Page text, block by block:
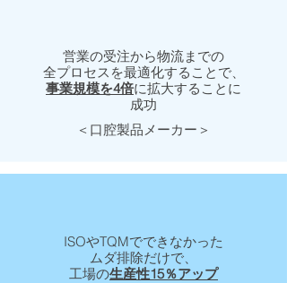
営業の受注から物流までの
全プロセスを最適化することで、
事業規模を4倍に拡大することに
成功
＜口腔製品メーカー＞
ISOやTQMでできなかった
ムダ排除だけで、
工場の生産性15％アップ